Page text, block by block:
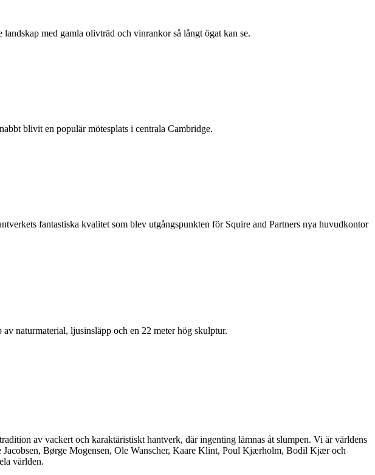
med gamla olivträd och vinrankor så långt ögat kan se.
blivit en populär mötesplats i centrala Cambridge.
fantastiska kvalitet som blev utgångspunkten för Squire and Partners nya huvudkontor
naturmaterial, ljusinsläpp och en 22 meter hög skulptur.
av vackert och karaktäristiskt hantverk, där ingenting lämnas åt slumpen. Vi är världens
Børge Mogensen, Ole Wanscher, Kaare Klint, Poul Kjærholm, Bodil Kjær och
världen.